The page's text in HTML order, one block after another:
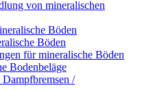
von mineralischen
Böden
Böden
für mineralische Böden
Bodenbeläge
/